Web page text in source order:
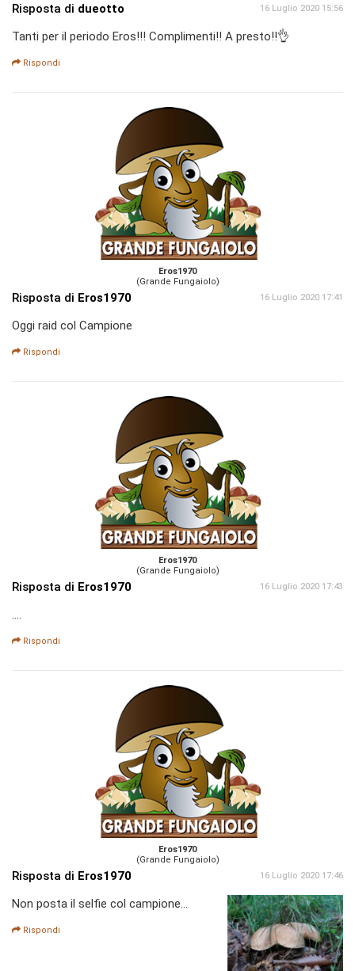
Risposta di dueotto 16 Luglio 2020 15:56
Tanti per il periodo Eros!!! Complimenti!! A presto!!👌
Rispondi
Eros1970
(Grande Fungaiolo)
Risposta di Eros1970 16 Luglio 2020 17:41
Oggi raid col Campione
Rispondi
Eros1970
(Grande Fungaiolo)
Risposta di Eros1970 16 Luglio 2020 17:43
....
Rispondi
Eros1970
(Grande Fungaiolo)
Risposta di Eros1970 16 Luglio 2020 17:46
Non posta il selfie col campione...
Rispondi